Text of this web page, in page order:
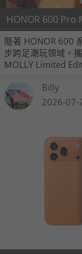
HONOR 600 Pro
隨著 HONOR 600
步跨足潮玩領域，
MOLLY Limited
Billy
2026-07-